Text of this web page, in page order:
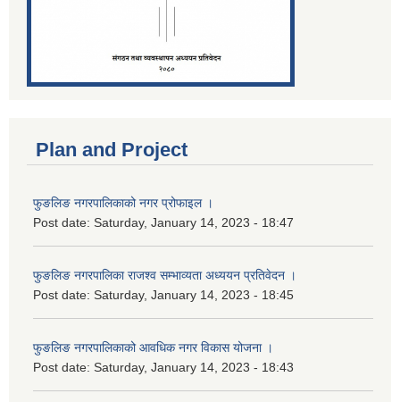
Plan and Project
फुङलिङ नगरपालिकाको नगर प्रोफाइल ।
Post date: Saturday, January 14, 2023 - 18:47
फुङलिङ नगरपालिका राजश्व सम्भाव्यता अध्ययन प्रतिवेदन ।
Post date: Saturday, January 14, 2023 - 18:45
फुङलिङ नगरपालिकाको आवधिक नगर विकास योजना ।
Post date: Saturday, January 14, 2023 - 18:43